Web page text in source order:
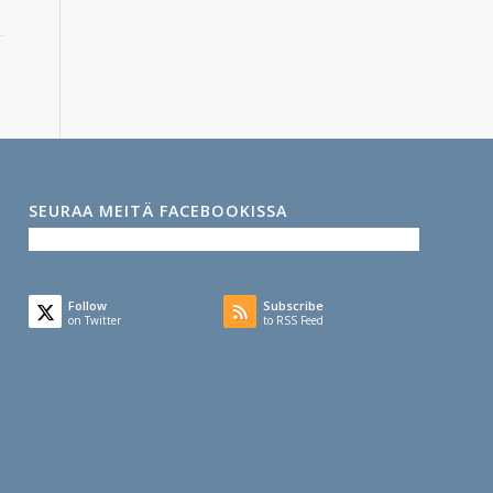
SEURAA MEITÄ FACEBOOKISSA
Follow
on Twitter
Subscribe
to RSS Feed